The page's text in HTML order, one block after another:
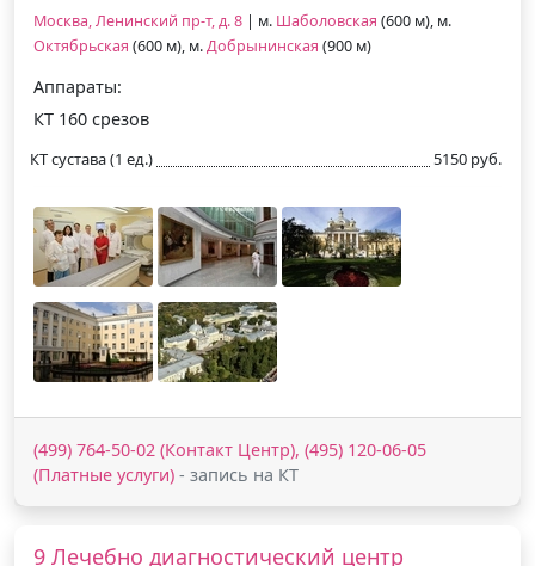
Москва, Ленинский пр-т, д. 8 | м. Шаболовская (600 м), м.
Октябрьская (600 м), м.Добрынинская (900 м)
Аппараты:
КТ 160 срезов
КТ сустава (1 ед.) 5150 руб.
(499) 764-50-02 (Контакт Центр), (495) 120-06-05
(Платные услуги) - запись на КТ
9 Лечебно диагностический центр